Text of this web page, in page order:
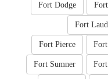
Fort Dodge
Fort
Fort Pierce
Fort Sumner